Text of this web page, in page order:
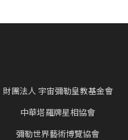
財團法人 宇宙彌勒皇教基金會
中華塔羅牌星相協會
彌勒世界藝術博覽協會